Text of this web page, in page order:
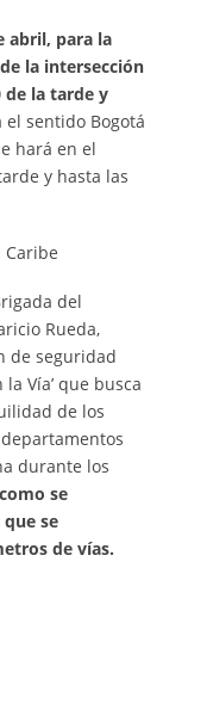
abril, para la
la intersección
de la tarde y
el sentido Bogotá
hará en el
y hasta las
del
Rueda,
de seguridad
Vía’ que busca
de los
durante los
se
se
de vías.